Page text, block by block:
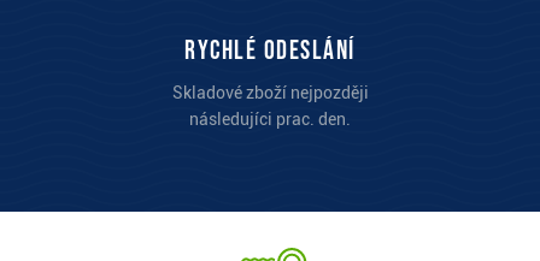
Rychlé odeslání
Skladové zboží nejpozději
následujíci prac. den.